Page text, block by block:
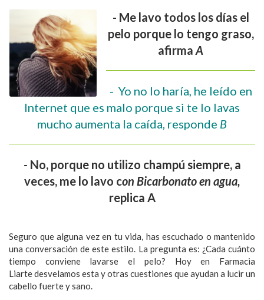
- Me lavo todos los días el
pelo porque lo tengo graso,
afirma A
- Yo no lo haría, he leído en
Internet que es malo porque si te lo lavas
mucho aumenta la caída, responde B
- No, porque no utilizo champú siempre, a
veces, me lo lavo con Bicarbonato en agua,
replica A
Seguro que alguna vez en tu vida, has escuchado o mantenido
una conversación de este estilo. La pregunta es: ¿Cada cuánto
tiempo conviene lavarse el pelo? Hoy en Farmacia
Liarte desvelamos esta y otras cuestiones que ayudan a lucir un
cabello fuerte y sano.